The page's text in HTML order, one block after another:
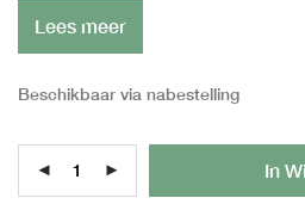
Lees meer
Beschikbaar via nabestelling
In